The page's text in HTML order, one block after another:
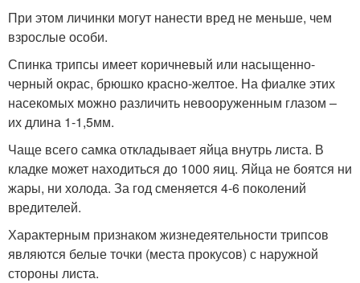
При этом личинки могут нанести вред не меньше, чем
взрослые особи.
Спинка трипсы имеет коричневый или насыщенно-
черный окрас, брюшко красно-желтое. На фиалке этих
насекомых можно различить невооруженным глазом –
их длина 1-1,5мм.
Чаще всего самка откладывает яйца внутрь листа. В
кладке может находиться до 1000 яиц. Яйца не боятся ни
жары, ни холода. За год сменяется 4-6 поколений
вредителей.
Характерным признаком жизнедеятельности трипсов
являются белые точки (места прокусов) с наружной
стороны листа.